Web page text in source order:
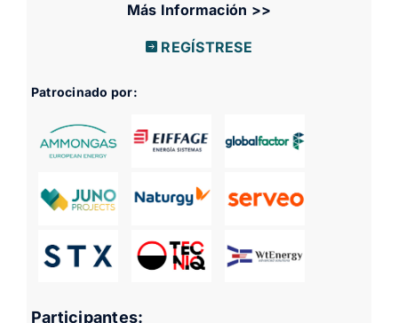
Más Información >>
REGÍSTRESE
Patrocinado por:
Participantes: